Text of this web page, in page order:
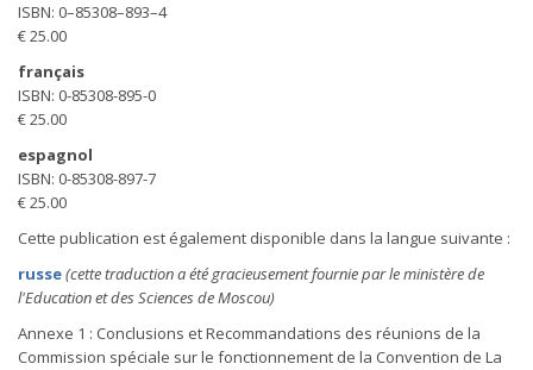
ISBN: 0–85308–893–4
€ 25.00
français
ISBN: 0-85308-895-0
€ 25.00
espagnol
ISBN: 0-85308-897-7
€ 25.00
Cette publication est également disponible dans la langue suivante :
russe(cette traduction a été gracieusement fournie par le ministère de
l'Education et des Sciences de Moscou)
Annexe 1 : Conclusions et Recommandations des réunions de la
Commission spéciale sur le fonctionnement de la Convention de La